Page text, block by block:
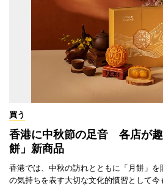
買う
香港に中秋節の足音 各店が
餅」新商品
香港では、中秋の訪れとともに「月餅」
の気持ちを表す大切な文化的慣習として